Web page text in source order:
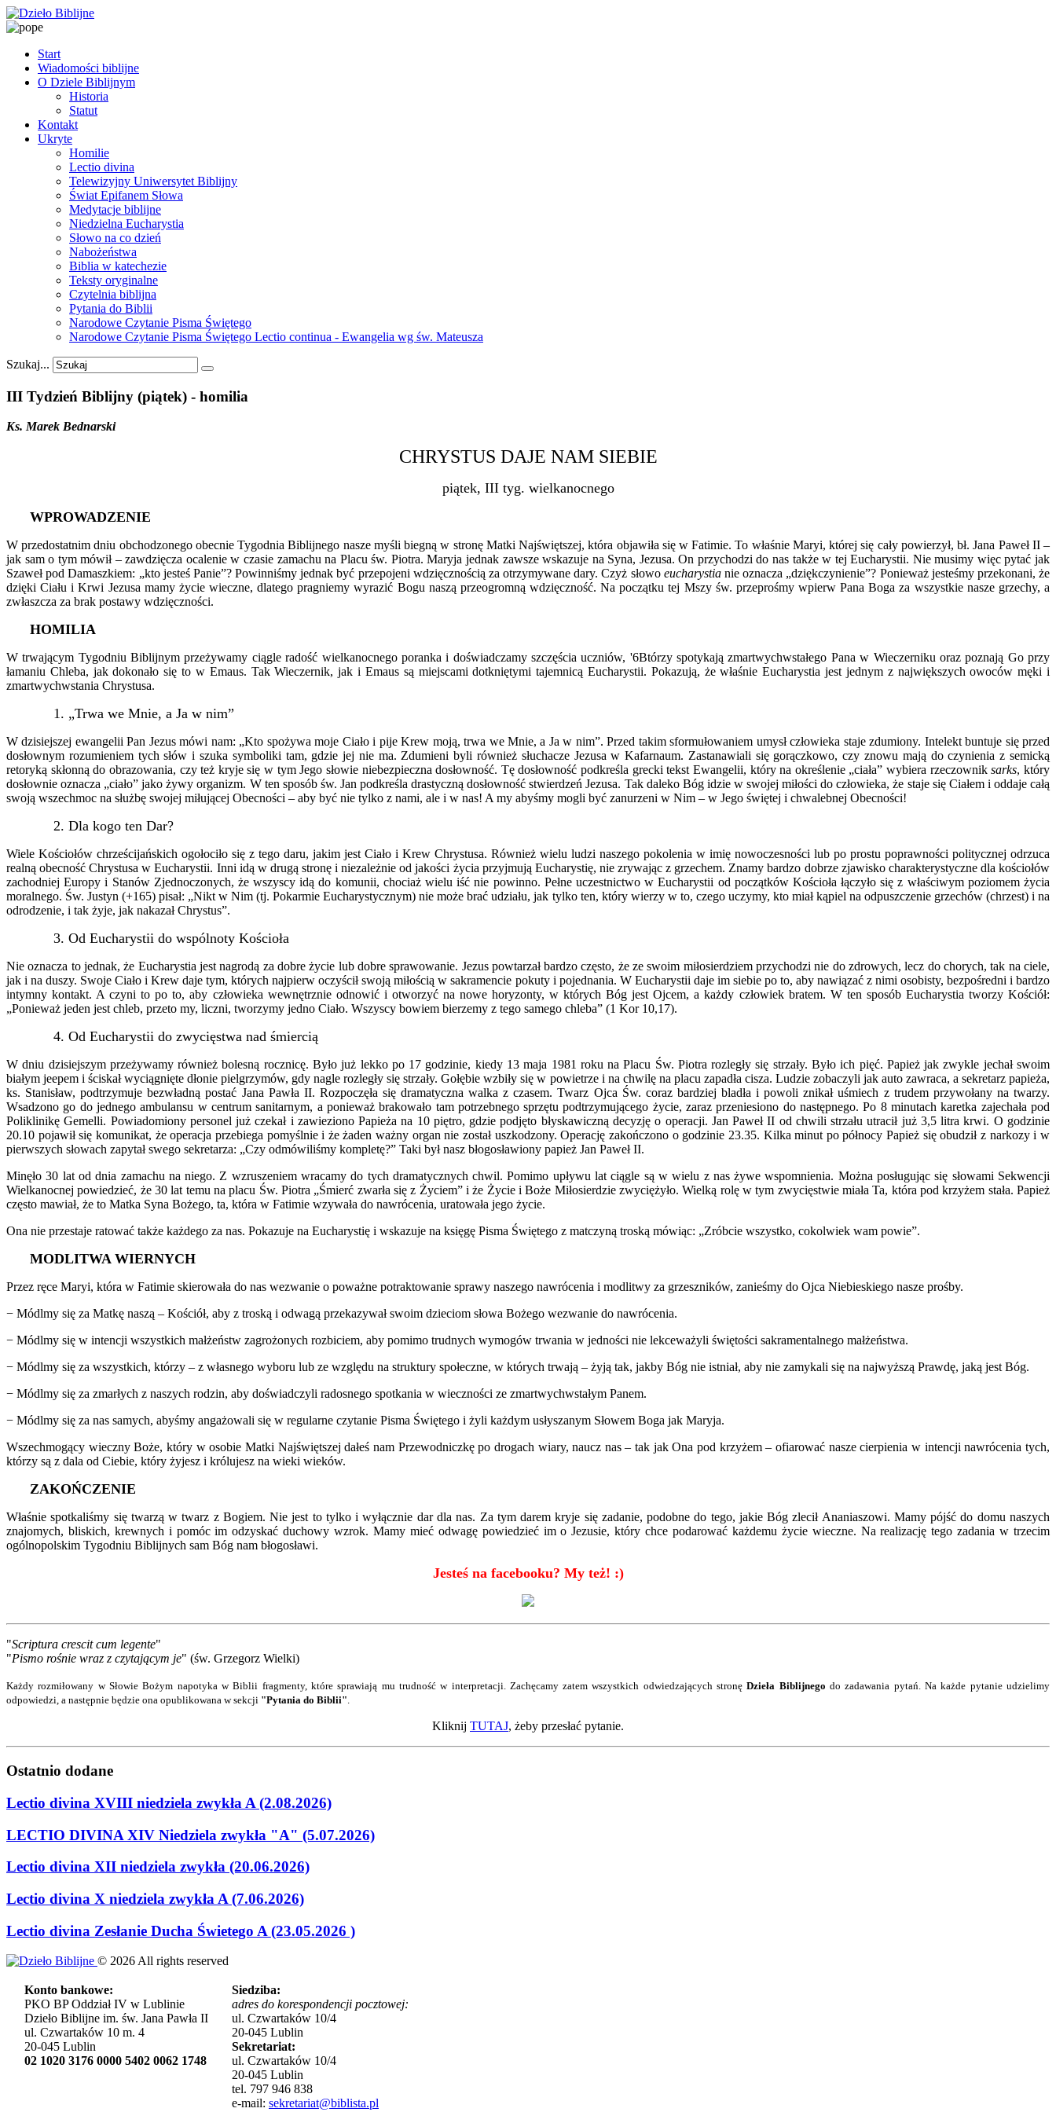
Start
Wiadomości biblijne
O Dziele Biblijnym
Historia
Statut
Kontakt
Ukryte
Homilie
Lectio divina
Telewizyjny Uniwersytet Biblijny
Świat Epifanem Słowa
Medytacje biblijne
Niedzielna Eucharystia
Słowo na co dzień
Nabożeństwa
Biblia w katechezie
Teksty oryginalne
Czytelnia biblijna
Pytania do Biblii
Narodowe Czytanie Pisma Świętego
Narodowe Czytanie Pisma Świętego Lectio continua - Ewangelia wg św. Mateusza
Szukaj...
III Tydzień Biblijny (piątek) - homilia
Ks. Marek Bednarski
CHRYSTUS DAJE NAM SIEBIE
piątek, III tyg. wielkanocnego
WPROWADZENIE
W przedostatnim dniu obchodzonego obecnie Tygodnia Biblijnego nasze myśli biegną w stronę Matki Najświętszej, która objawiła się w Fatimie. To właśnie Maryi, której się cały powierzył, bł. Jana Paweł II –
jak sam o tym mówił – zawdzięcza ocalenie w czasie zamachu na Placu św. Piotra. Maryja jednak zawsze wskazuje na Syna, Jezusa. On przychodzi do nas także w tej Eucharystii. Nie musimy więc pytać jak
Szaweł pod Damaszkiem: „kto jesteś Panie”? Powinniśmy jednak być przepojeni wdzięcznością za otrzymywane dary. Czyż słowo eucharystia nie oznacza „dziękczynienie”? Ponieważ jesteśmy przekonani, że
dzięki Ciału i Krwi Jezusa mamy życie wieczne, dlatego pragniemy wyrazić Bogu naszą przeogromną wdzięczność. Na początku tej Mszy św. przeprośmy wpierw Pana Boga za wszystkie nasze grzechy, a
zwłaszcza za brak postawy wdzięczności.
HOMILIA
W trwającym Tygodniu Biblijnym przeżywamy ciągle radość wielkanocnego poranka i doświadczamy szczęścia uczniów, '6Btórzy spotykają zmartwychwstałego Pana w Wieczerniku oraz poznają Go przy
łamaniu Chleba, jak dokonało się to w Emaus. Tak Wieczernik, jak i Emaus są miejscami dotkniętymi tajemnicą Eucharystii. Pokazują, że właśnie Eucharystia jest jednym z największych owoców męki i
zmartwychwstania Chrystusa.
1. „Trwa we Mnie, a Ja w nim”
W dzisiejszej ewangelii Pan Jezus mówi nam: „Kto spożywa moje Ciało i pije Krew moją, trwa we Mnie, a Ja w nim”. Przed takim sformułowaniem umysł człowieka staje zdumiony. Intelekt buntuje się przed
dosłownym rozumieniem tych słów i szuka symboliki tam, gdzie jej nie ma. Zdumieni byli również słuchacze Jezusa w Kafarnaum. Zastanawiali się gorączkowo, czy znowu mają do czynienia z semicką
retoryką skłonną do obrazowania, czy też kryje się w tym Jego słowie niebezpieczna dosłowność. Tę dosłowność podkreśla grecki tekst Ewangelii, który na określenie „ciała” wybiera rzeczowniksarks, który
dosłownie oznacza „ciało” jako żywy organizm. W ten sposób św. Jan podkreśla drastyczną dosłowność stwierdzeń Jezusa. Tak daleko Bóg idzie w swojej miłości do człowieka, że staje się Ciałem i oddaje całą
swoją wszechmoc na służbę swojej miłującej Obecności – aby być nie tylko z nami, ale i w nas! A my abyśmy mogli być zanurzeni w Nim – w Jego świętej i chwalebnej Obecności!
2. Dla kogo ten Dar?
Wiele Kościołów chrześcijańskich ogołociło się z tego daru, jakim jest Ciało i Krew Chrystusa. Również wielu ludzi naszego pokolenia w imię nowoczesności lub po prostu poprawności politycznej odrzuca
realną obecność Chrystusa w Eucharystii. Inni idą w drugą stronę i niezależnie od jakości życia przyjmują Eucharystię, nie zrywając z grzechem. Znamy bardzo dobrze zjawisko charakterystyczne dla kościołów
zachodniej Europy i Stanów Zjednoczonych, że wszyscy idą do komunii, chociaż wielu iść nie powinno. Pełne uczestnictwo w Eucharystii od początków Kościoła łączyło się z właściwym poziomem życia
moralnego. Św. Justyn (+165) pisał: „Nikt w Nim (tj. Pokarmie Eucharystycznym) nie może brać udziału, jak tylko ten, który wierzy w to, czego uczymy, kto miał kąpiel na odpuszczenie grzechów (chrzest) i na
odrodzenie, i tak żyje, jak nakazał Chrystus”.
3. Od Eucharystii do wspólnoty Kościoła
Nie oznacza to jednak, że Eucharystia jest nagrodą za dobre życie lub dobre sprawowanie. Jezus powtarzał bardzo często, że ze swoim miłosierdziem przychodzi nie do zdrowych, lecz do chorych, tak na ciele,
jak i na duszy. Swoje Ciało i Krew daje tym, których najpierw oczyścił swoją miłością w sakramencie pokuty i pojednania. W Eucharystii daje im siebie po to, aby nawiązać z nimi osobisty, bezpośredni i bardzo
intymny kontakt. A czyni to po to, aby człowieka wewnętrznie odnowić i otworzyć na nowe horyzonty, w których Bóg jest Ojcem, a każdy człowiek bratem. W ten sposób Eucharystia tworzy Kościół:
„Ponieważ jeden jest chleb, przeto my, liczni, tworzymy jedno Ciało. Wszyscy bowiem bierzemy z tego samego chleba” (1 Kor 10,17).
4. Od Eucharystii do zwycięstwa nad śmiercią
W dniu dzisiejszym przeżywamy również bolesną rocznicę. Było już lekko po 17 godzinie, kiedy 13 maja 1981 roku na Placu Św. Piotra rozległy się strzały. Było ich pięć. Papież jak zwykle jechał swoim
białym jeepem i ściskał wyciągnięte dłonie pielgrzymów, gdy nagle rozległy się strzały. Gołębie wzbiły się w powietrze i na chwilę na placu zapadła cisza. Ludzie zobaczyli jak auto zawraca, a sekretarz papieża,
ks. Stanisław, podtrzymuje bezwładną postać Jana Pawła II. Rozpoczęła się dramatyczna walka z czasem. Twarz Ojca Św. coraz bardziej bladła i powoli znikał uśmiech z trudem przywołany na twarzy.
Wsadzono go do jednego ambulansu w centrum sanitarnym, a ponieważ brakowało tam potrzebnego sprzętu podtrzymującego życie, zaraz przeniesiono do następnego. Po 8 minutach karetka zajechała pod
Poliklinikę Gemelli. Powiadomiony personel już czekał i zawieziono Papieża na 10 piętro, gdzie podjęto błyskawiczną decyzję o operacji. Jan Paweł II od chwili strzału utracił już 3,5 litra krwi. O godzinie
20.10 pojawił się komunikat, że operacja przebiega pomyślnie i że żaden ważny organ nie został uszkodzony. Operację zakończono o godzinie 23.35. Kilka minut po północy Papież się obudził z narkozy i w
pierwszych słowach zapytał swego sekretarza: „Czy odmówiliśmy kompletę?” Taki był nasz błogosławiony papież Jan Paweł II.
Minęło 30 lat od dnia zamachu na niego. Z wzruszeniem wracamy do tych dramatycznych chwil. Pomimo upływu lat ciągle są w wielu z nas żywe wspomnienia. Można posługując się słowami Sekwencji
Wielkanocnej powiedzieć, że 30 lat temu na placu Św. Piotra „Śmierć zwarła się z Życiem” i że Życie i Boże Miłosierdzie zwyciężyło. Wielką rolę w tym zwycięstwie miała Ta, która pod krzyżem stała. Papież
często mawiał, że to Matka Syna Bożego, ta, która w Fatimie wzywała do nawrócenia, uratowała jego życie.
Ona nie przestaje ratować także każdego za nas. Pokazuje na Eucharystię i wskazuje na księgę Pisma Świętego z matczyną troską mówiąc: „Zróbcie wszystko, cokolwiek wam powie”.
MODLITWA WIERNYCH
Przez ręce Maryi, która w Fatimie skierowała do nas wezwanie o poważne potraktowanie sprawy naszego nawrócenia i modlitwy za grzeszników, zanieśmy do Ojca Niebieskiego nasze prośby.
− Módlmy się za Matkę naszą – Kościół, aby z troską i odwagą przekazywał swoim dzieciom słowa Bożego wezwanie do nawrócenia.
− Módlmy się w intencji wszystkich małżeństw zagrożonych rozbiciem, aby pomimo trudnych wymogów trwania w jedności nie lekceważyli świętości sakramentalnego małżeństwa.
− Módlmy się za wszystkich, którzy – z własnego wyboru lub ze względu na struktury społeczne, w których trwają – żyją tak, jakby Bóg nie istniał, aby nie zamykali się na najwyższą Prawdę, jaką jest Bóg.
− Módlmy się za zmarłych z naszych rodzin, aby doświadczyli radosnego spotkania w wieczności ze zmartwychwstałym Panem.
− Módlmy się za nas samych, abyśmy angażowali się w regularne czytanie Pisma Świętego i żyli każdym usłyszanym Słowem Boga jak Maryja.
Wszechmogący wieczny Boże, który w osobie Matki Najświętszej dałeś nam Przewodniczkę po drogach wiary, naucz nas – tak jak Ona pod krzyżem – ofiarować nasze cierpienia w intencji nawrócenia tych,
którzy są z dala od Ciebie, który żyjesz i królujesz na wieki wieków.
ZAKOŃCZENIE
Właśnie spotkaliśmy się twarzą w twarz z Bogiem. Nie jest to tylko i wyłącznie dar dla nas. Za tym darem kryje się zadanie, podobne do tego, jakie Bóg zlecił Ananiaszowi. Mamy pójść do domu naszych
znajomych, bliskich, krewnych i pomóc im odzyskać duchowy wzrok. Mamy mieć odwagę powiedzieć im o Jezusie, który chce podarować każdemu życie wieczne. Na realizację tego zadania w trzecim
ogólnopolskim Tygodniu Biblijnych sam Bóg nam błogosławi.
Jesteś na facebooku? My też! :)
"Scriptura crescit cum legente"
"Pismo rośnie wraz z czytającym je" (św. Grzegorz Wielki)
Każdy rozmiłowany w Słowie Bożym napotyka w Biblii fragmenty, które sprawiają mu trudność w interpretacji. Zachęcamy zatem wszystkich odwiedzających stronęDzieła Biblijnego do zadawania pytań.Na każde pytanieudzielimy
odpowiedzi, a następnie będzie ona opublikowana w sekcji "Pytania do Biblii".
Kliknij TUTAJ, żeby przesłać pytanie.
Ostatnio dodane
Lectio divina XVIII niedziela zwykła A (2.08.2026)
LECTIO DIVINA XIV Niedziela zwykła "A" (5.07.2026)
Lectio divina XII niedziela zwykła (20.06.2026)
Lectio divina X niedziela zwykła A (7.06.2026)
Lectio divina Zesłanie Ducha Świetego A (23.05.2026 )
© 2026All rights reserved
Konto bankowe:
PKO BP Oddział IV w Lublinie
Dzieło Biblijne im. św. Jana Pawła II
ul. Czwartaków 10 m. 4
20-045 Lublin
02 1020 3176 0000 5402 0062 1748
Siedziba:
adres do korespondencji pocztowej:
ul. Czwartaków 10/4
20-045 Lublin
Sekretariat:
ul. Czwartaków 10/4
20-045 Lublin
tel. 797 946 838
e-mail: sekretariat@biblista.pl